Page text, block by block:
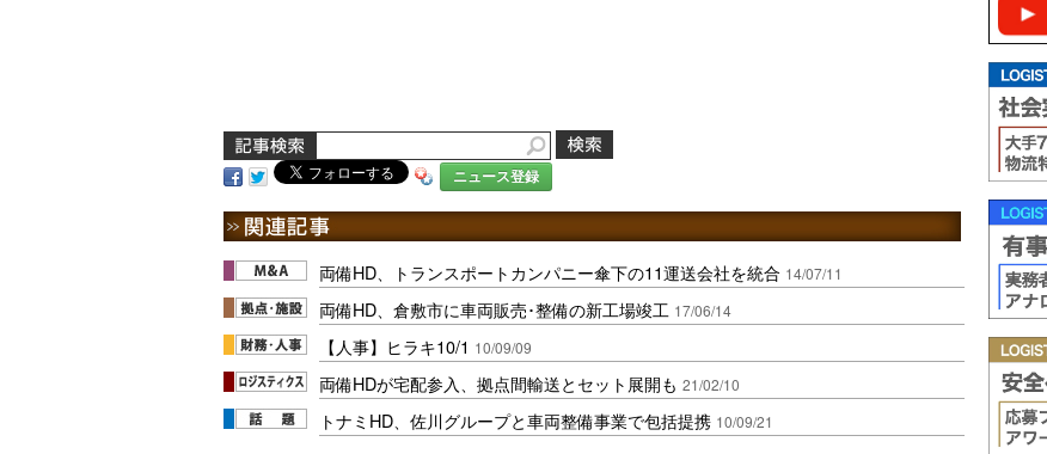
ニュース登録
両備HD、トランスポートカンパニー傘下の11運送会社を統合 14/07/11
両備HD、倉敷市に車両販売･整備の新工場竣工 17/06/14
【人事】ヒラキ10/1 10/09/09
両備HDが宅配参入、拠点間輸送とセット展開も 21/02/10
トナミHD、佐川グループと車両整備事業で包括提携 10/09/21